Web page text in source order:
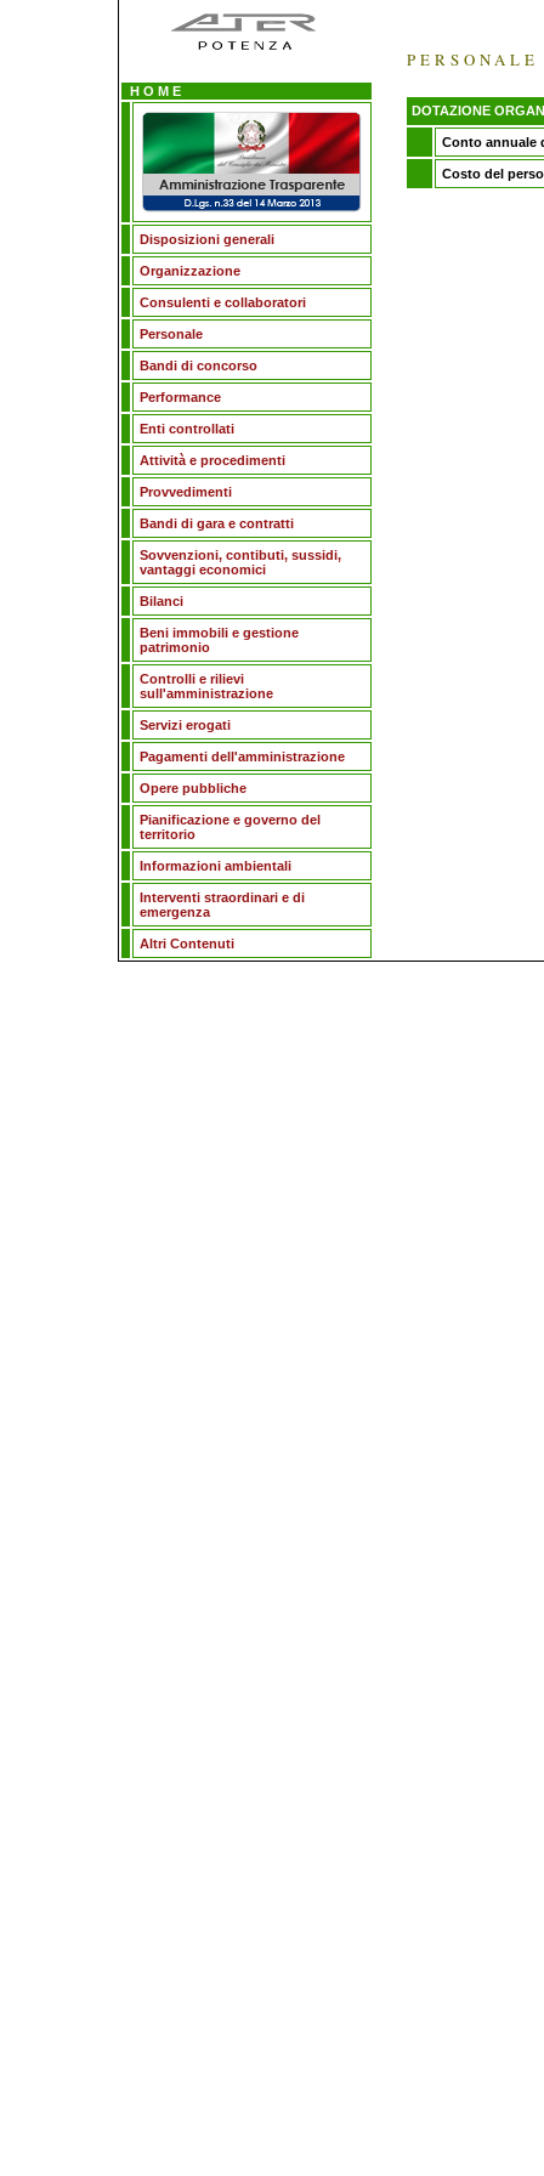
H O M E
Disposizioni generali
Organizzazione
Consulenti e collaboratori
Personale
Bandi di concorso
Performance
Enti controllati
Attività e procedimenti
Provvedimenti
Bandi di gara e contratti
Sovvenzioni, contibuti, sussidi,
vantaggi economici
Bilanci
Beni immobili e gestione
patrimonio
Controlli e rilievi
sull'amministrazione
Servizi erogati
Pagamenti dell'amministrazione
Opere pubbliche
Pianificazione e governo del
territorio
Informazioni ambientali
Interventi straordinari e di
emergenza
Altri Contenuti
PERSONALE
DOTAZIONE
Conto annuale
Costo del